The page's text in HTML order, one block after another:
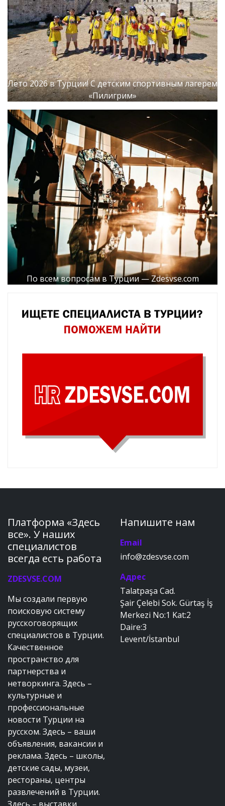
Лето 2026 в Турции! С детским спортивным лагерем
«Пилигрим»
По всем вопросам в Турции — Zdesvse.com
Платформа «Здесь
все». У наших
специалистов
всегда есть работа
ZDESVSE.COM
Мы создали первую
поисковую систему
русскоговорящих
специалистов в Турции.
Качественное
пространство для
партнерства и
нетворкинга. Здесь –
культурные и
профессиональные
новости Турции на
русском. Здесь – ваши
объявления, вакансии и
реклама. Здесь – школы,
детские сады, музеи,
рестораны, центры
развлечений в Турции.
Напишите нам
Email
info@zdesvse.com
Адрес
Talatpaşa Cad.
Şair Çelebi Sok. Gürtaş İş
Merkezi No:1 Kat:2
Daire:3
Levent/İstanbul